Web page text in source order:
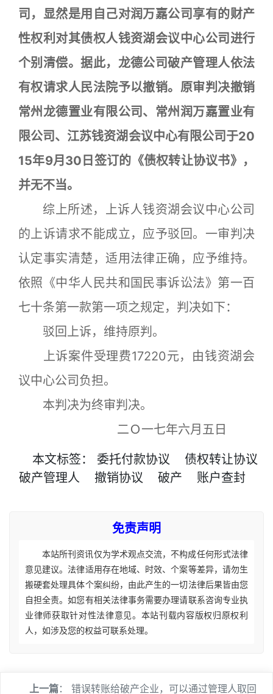
司，显然是用自己对润万嘉公司享有的财产
性权利对其债权人钱资湖会议中心公司进行
个别清偿。据此，龙德公司破产管理人依法
有权请求人民法院予以撤销。原审判决撤销
常州龙德置业有限公司、常州润万嘉置业有
限公司、江苏钱资湖会议中心有限公司于20
15年9月30日签订的《债权转让协议书》，
并无不当。
综上所述，上诉人钱资湖会议中心公司
的上诉请求不能成立，应予驳回。一审判决
认定事实清楚，适用法律正确，应予维持。
依照《中华人民共和国民事诉讼法》第一百
七十条第一款第一项之规定，判决如下：
驳回上诉，维持原判。
上诉案件受理费17220元，由钱资湖会
议中心公司负担。
本判决为终审判决。
二Ｏ一七年六月五日
本文标签： 委托付款协议
债权转让协议
破产管理人
撤销协议 破产 账户查封
免责声明
本站所刊资讯仅为学术观点交流，不构成任何形式法律
意见建议。法律适用存在地域、时效、个案等差异，请勿生
搬硬套处理具体个案纠纷，由此产生的一切法律后果皆由您
自担全责。如您有相关法律事务需要办理请联系咨询专业执
业律师获取针对性法律意见。本站刊载内容版权归原权利
人，如涉及您的权益可联系处理。
上一篇： 错误转账给破产企业，可以通过管理人取回